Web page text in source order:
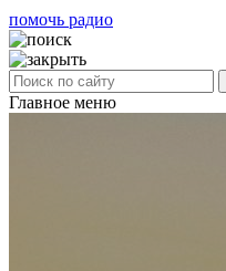
помочь радио
Главное меню